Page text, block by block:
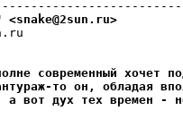
современный хочет
то он, обладая
а вот дух тех времен -